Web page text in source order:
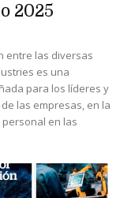
2025
entre las diversas
es una
para los líderes y
las empresas, en la
en las